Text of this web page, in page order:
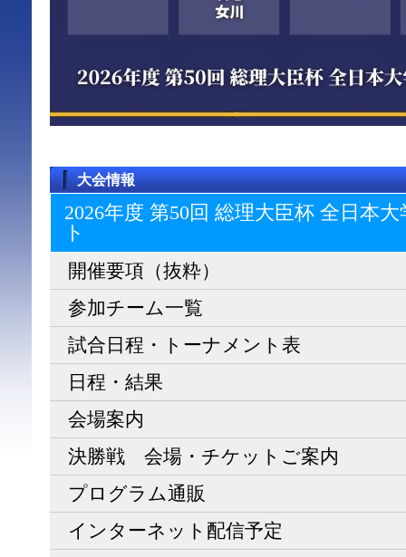
大会情報
2026年度 第50回 総理大臣杯 全日本
ト
開催要項（抜粋）
参加チーム一覧
試合日程・トーナメント表
日程・結果
会場案内
決勝戦 会場・チケットご案内
プログラム通販
インターネット配信予定